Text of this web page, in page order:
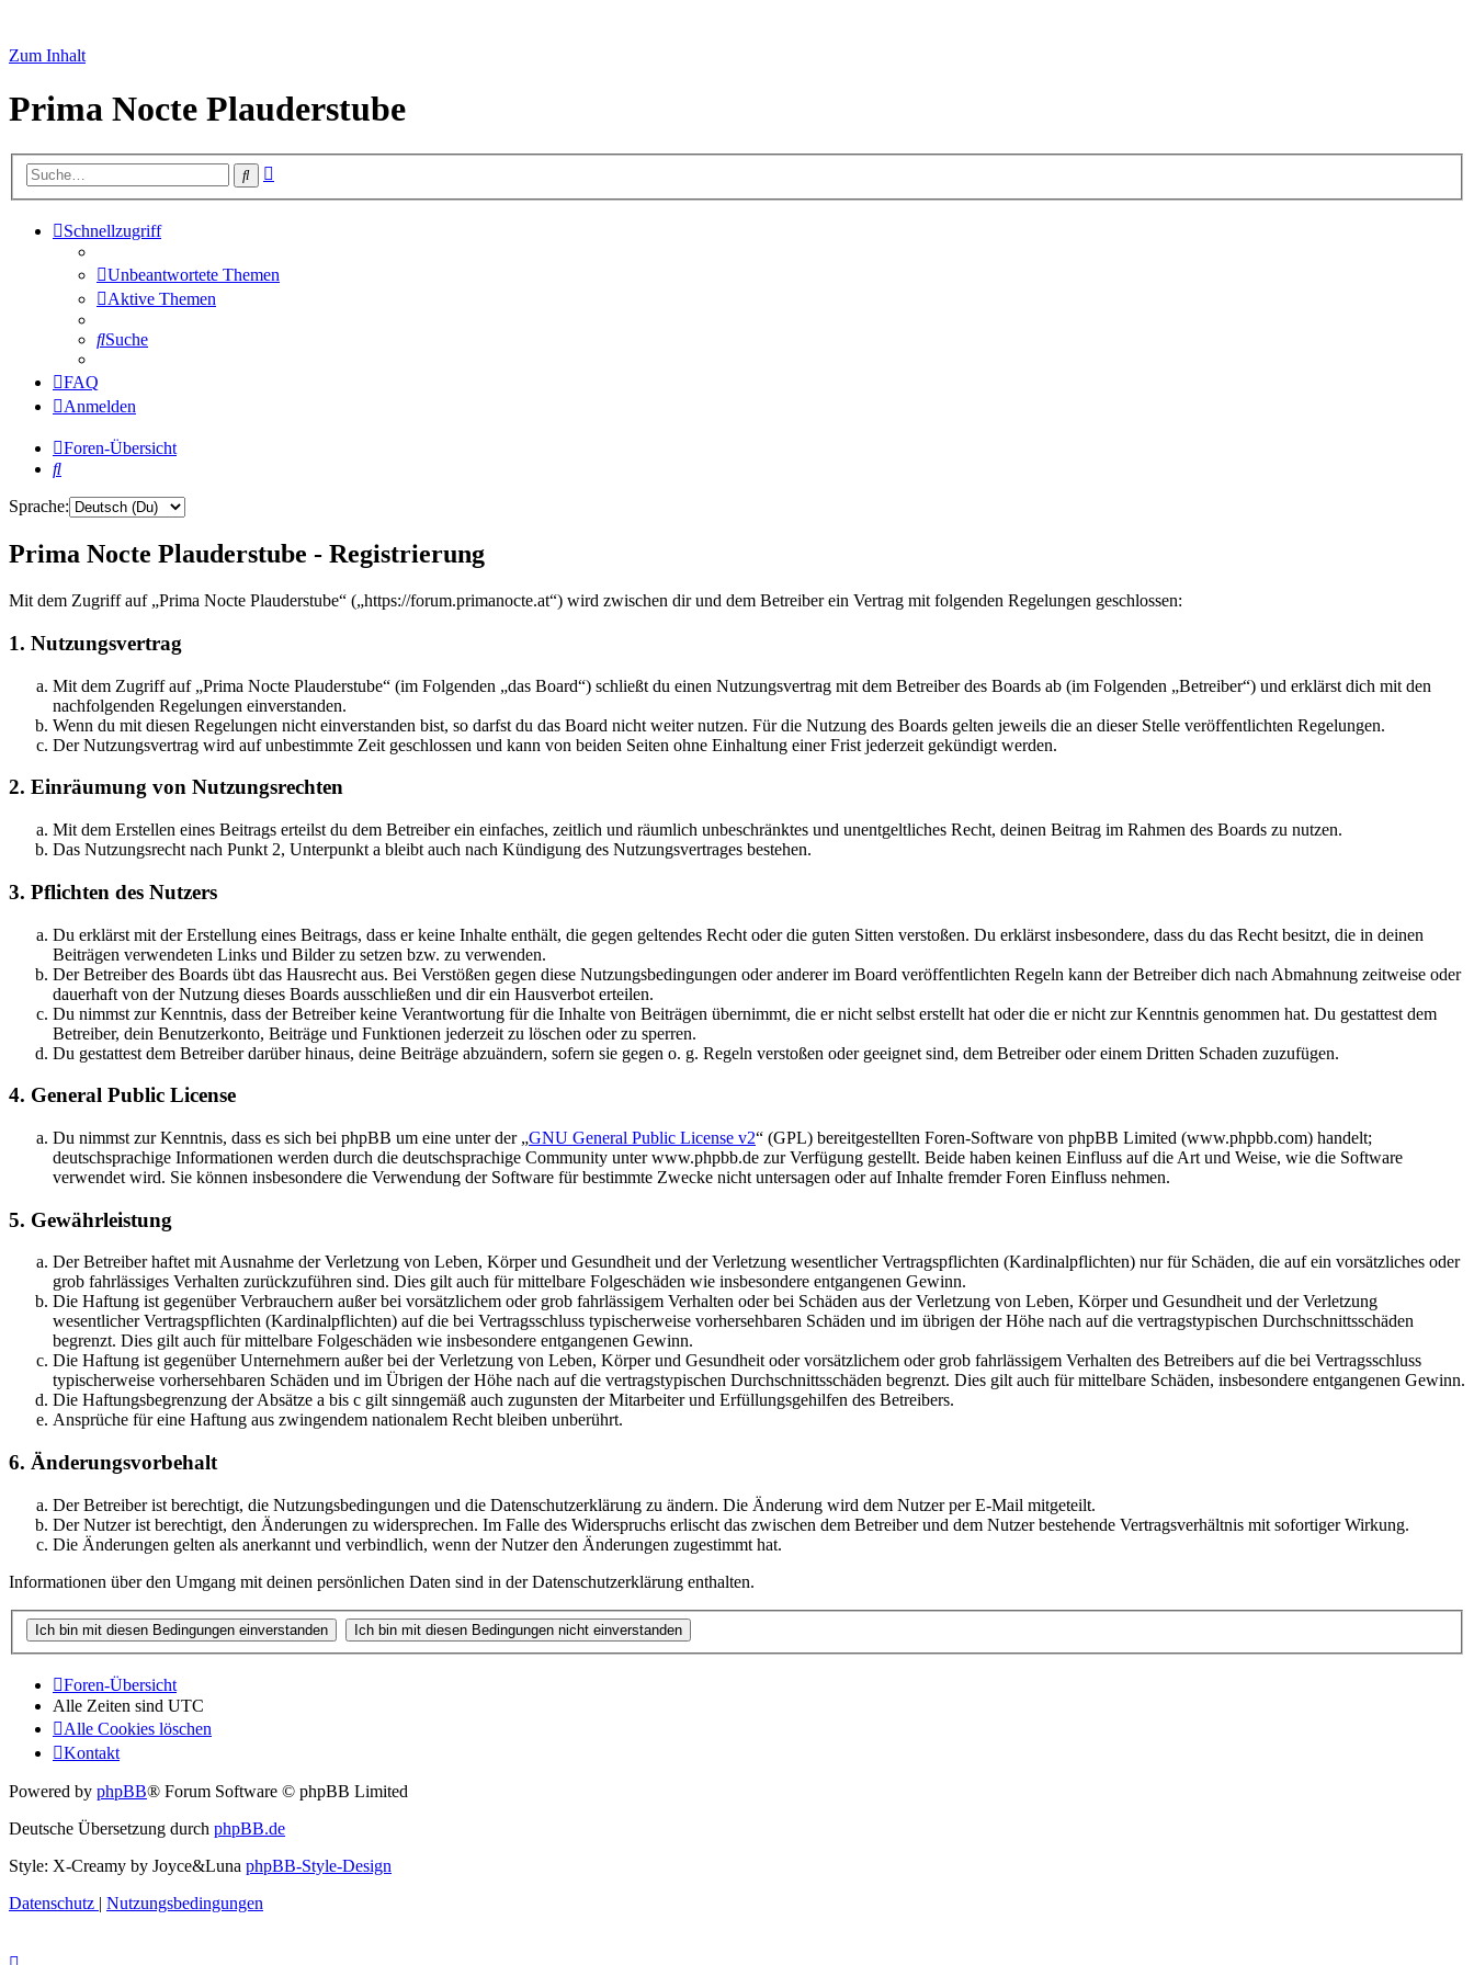
Zum Inhalt
Prima Nocte Plauderstube
Suche
Schnellzugriff
Unbeantwortete Themen
Aktive Themen
Suche
FAQ
Anmelden
Foren-Übersicht
Suche
Sprache:
Prima Nocte Plauderstube - Registrierung
Mit dem Zugriff auf „Prima Nocte Plauderstube“ („https://forum.primanocte.at“) wird zwischen dir und dem Betreiber ein Vertrag mit folgenden Regelungen geschlossen:
1. Nutzungsvertrag
Mit dem Zugriff auf „Prima Nocte Plauderstube“ (im Folgenden „das Board“) schließt du einen Nutzungsvertrag mit dem Betreiber des Boards ab (im Folgenden „Betreiber“) und erklärst dich mit den
nachfolgenden Regelungen einverstanden.
Wenn du mit diesen Regelungen nicht einverstanden bist, so darfst du das Board nicht weiter nutzen. Für die Nutzung des Boards gelten jeweils die an dieser Stelle veröffentlichten Regelungen.
Der Nutzungsvertrag wird auf unbestimmte Zeit geschlossen und kann von beiden Seiten ohne Einhaltung einer Frist jederzeit gekündigt werden.
2. Einräumung von Nutzungsrechten
Mit dem Erstellen eines Beitrags erteilst du dem Betreiber ein einfaches, zeitlich und räumlich unbeschränktes und unentgeltliches Recht, deinen Beitrag im Rahmen des Boards zu nutzen.
Das Nutzungsrecht nach Punkt 2, Unterpunkt a bleibt auch nach Kündigung des Nutzungsvertrages bestehen.
3. Pflichten des Nutzers
Du erklärst mit der Erstellung eines Beitrags, dass er keine Inhalte enthält, die gegen geltendes Recht oder die guten Sitten verstoßen. Du erklärst insbesondere, dass du das Recht besitzt, die in deinen
Beiträgen verwendeten Links und Bilder zu setzen bzw. zu verwenden.
Der Betreiber des Boards übt das Hausrecht aus. Bei Verstößen gegen diese Nutzungsbedingungen oder anderer im Board veröffentlichten Regeln kann der Betreiber dich nach Abmahnung zeitweise oder
dauerhaft von der Nutzung dieses Boards ausschließen und dir ein Hausverbot erteilen.
Du nimmst zur Kenntnis, dass der Betreiber keine Verantwortung für die Inhalte von Beiträgen übernimmt, die er nicht selbst erstellt hat oder die er nicht zur Kenntnis genommen hat. Du gestattest dem
Betreiber, dein Benutzerkonto, Beiträge und Funktionen jederzeit zu löschen oder zu sperren.
Du gestattest dem Betreiber darüber hinaus, deine Beiträge abzuändern, sofern sie gegen o. g. Regeln verstoßen oder geeignet sind, dem Betreiber oder einem Dritten Schaden zuzufügen.
4. General Public License
Du nimmst zur Kenntnis, dass es sich bei phpBB um eine unter der „GNU General Public License v2“ (GPL) bereitgestellten Foren-Software von phpBB Limited (www.phpbb.com) handelt;
deutschsprachige Informationen werden durch die deutschsprachige Community unter www.phpbb.de zur Verfügung gestellt. Beide haben keinen Einfluss auf die Art und Weise, wie die Software
verwendet wird. Sie können insbesondere die Verwendung der Software für bestimmte Zwecke nicht untersagen oder auf Inhalte fremder Foren Einfluss nehmen.
5. Gewährleistung
Der Betreiber haftet mit Ausnahme der Verletzung von Leben, Körper und Gesundheit und der Verletzung wesentlicher Vertragspflichten (Kardinalpflichten) nur für Schäden, die auf ein vorsätzliches oder
grob fahrlässiges Verhalten zurückzuführen sind. Dies gilt auch für mittelbare Folgeschäden wie insbesondere entgangenen Gewinn.
Die Haftung ist gegenüber Verbrauchern außer bei vorsätzlichem oder grob fahrlässigem Verhalten oder bei Schäden aus der Verletzung von Leben, Körper und Gesundheit und der Verletzung
wesentlicher Vertragspflichten (Kardinalpflichten) auf die bei Vertragsschluss typischerweise vorhersehbaren Schäden und im übrigen der Höhe nach auf die vertragstypischen Durchschnittsschäden
begrenzt. Dies gilt auch für mittelbare Folgeschäden wie insbesondere entgangenen Gewinn.
Die Haftung ist gegenüber Unternehmern außer bei der Verletzung von Leben, Körper und Gesundheit oder vorsätzlichem oder grob fahrlässigem Verhalten des Betreibers auf die bei Vertragsschluss
typischerweise vorhersehbaren Schäden und im Übrigen der Höhe nach auf die vertragstypischen Durchschnittsschäden begrenzt. Dies gilt auch für mittelbare Schäden, insbesondere entgangenen Gewinn.
Die Haftungsbegrenzung der Absätze a bis c gilt sinngemäß auch zugunsten der Mitarbeiter und Erfüllungsgehilfen des Betreibers.
Ansprüche für eine Haftung aus zwingendem nationalem Recht bleiben unberührt.
6. Änderungsvorbehalt
Der Betreiber ist berechtigt, die Nutzungsbedingungen und die Datenschutzerklärung zu ändern. Die Änderung wird dem Nutzer per E-Mail mitgeteilt.
Der Nutzer ist berechtigt, den Änderungen zu widersprechen. Im Falle des Widerspruchs erlischt das zwischen dem Betreiber und dem Nutzer bestehende Vertragsverhältnis mit sofortiger Wirkung.
Die Änderungen gelten als anerkannt und verbindlich, wenn der Nutzer den Änderungen zugestimmt hat.
Informationen über den Umgang mit deinen persönlichen Daten sind in der Datenschutzerklärung enthalten.
Foren-Übersicht
Alle Zeiten sind UTC
Alle Cookies löschen
Kontakt
Powered by phpBB® Forum Software © phpBB Limited
Deutsche Übersetzung durch phpBB.de
Style: X-Creamy by Joyce&Luna phpBB-Style-Design
Datenschutz | Nutzungsbedingungen